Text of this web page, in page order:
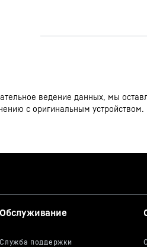
ведение данных, мы
с оригинальным устройством.
Обслуживание